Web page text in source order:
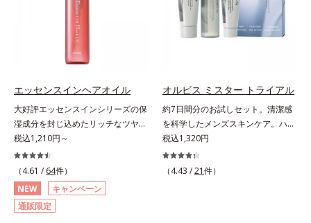
エッセンスインヘアオイル
大好評エッセンスインシリーズの保
湿成分を封じ込めたリッチなツヤ髪
続くヘアオイル。人気商品「エッセ
ンスインヘアミルク」と同じシリー
ズのヘアオイルです。ナノサイズの
美容成分(*1)で髪の隙間を満たして
リッチなツヤ髪を維持する“超音波
トリートメント”発想(*2)。美容成分
税込1,210円～
（4.61 / 64件）
NEW
キャンペーン
通販限定
オルビス ミスター トライアル
約7日間分のお試しセット。清潔感
を科学したメンズスキンケア。ハ
リ・ツヤのある、好印象な清潔透明
肌(*1)へ。オルビス ミスターは、男
性の清潔感、爽やかさ、若々しさの
税込1,320円
（4.43 /21件）